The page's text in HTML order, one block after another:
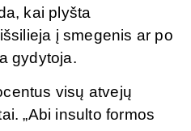
kai plyšta
į smegenis ar po
gydytoja.
visų atvejų
„Abi insulto formos